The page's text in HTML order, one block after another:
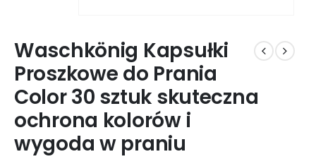
Waschkönig Kapsułki
Proszkowe do Prania
Color 30 sztuk skuteczna
ochrona kolorów i
wygoda w praniu